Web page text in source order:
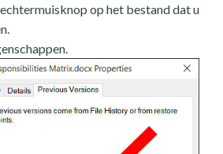
op het bestand dat u